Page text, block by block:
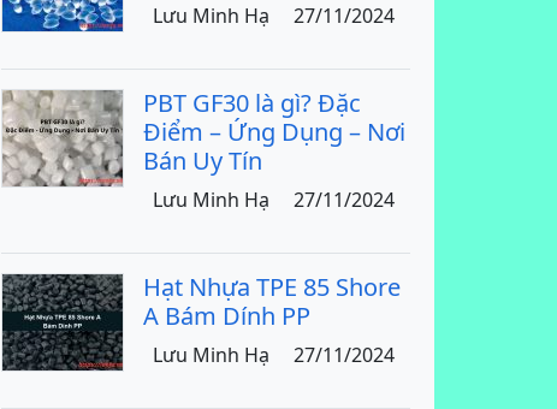
Lưu Minh Hạ 27/11/2024
PBT GF30 là gì? Đặc
Điểm – Ứng Dụng – Nơi
Bán Uy Tín
Lưu Minh Hạ 27/11/2024
Hạt Nhựa TPE 85 Shore
A Bám Dính PP
Lưu Minh Hạ 27/11/2024